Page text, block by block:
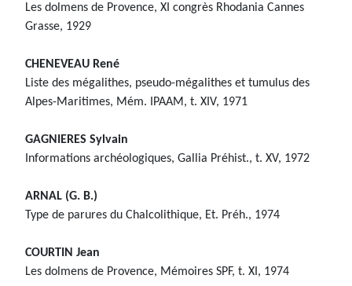
Les dolmens de Provence, XI congrès Rhodania Cannes
Grasse, 1929
CHENEVEAU René
Liste des mégalithes, pseudo-mégalithes et tumulus des
Alpes-Maritimes, Mém. IPAAM, t. XIV, 1971
GAGNIERES Sylvain
Informations archéologiques, Gallia Préhist., t. XV, 1972
ARNAL (G. B.)
Type de parures du Chalcolithique, Et. Préh., 1974
COURTIN Jean
Les dolmens de Provence, Mémoires SPF, t. XI, 1974